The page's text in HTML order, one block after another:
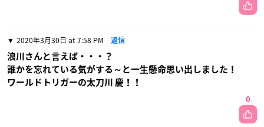
2020年3月30日 at 7:58 PM 返信
浪川さんと言えば・・・？
誰かを忘れている気がする～と一生懸命思い出しました！
ワールドトリガーの太刀川 慶！！
0